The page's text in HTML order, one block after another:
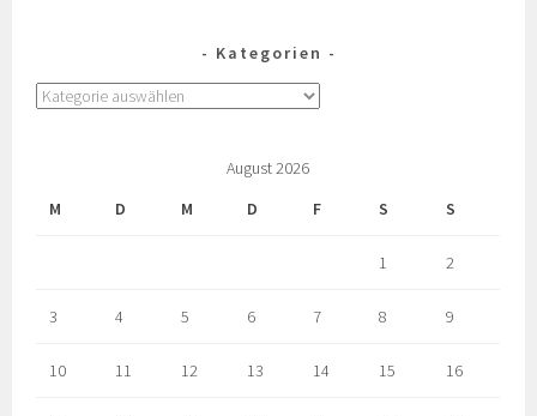
Kategorien
August 2026
M
D M D F S S
1 2
3 4 5 6 7 8 9
10 11 12 13 14 15 16